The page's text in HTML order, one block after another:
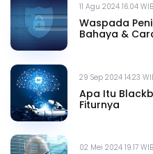
11 Agu 2024 16.04 WIB
Waspada
Bahaya &
29 Sep 2024 14.23
Apa Itu
Fiturnya
02 Mei 2024 19.17 WIB